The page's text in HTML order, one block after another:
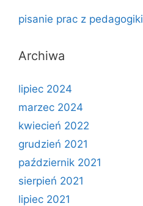
pisanie prac z pedagogiki
Archiwa
lipiec 2024
marzec 2024
kwiecień 2022
grudzień 2021
październik 2021
sierpień 2021
lipiec 2021